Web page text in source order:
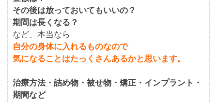
その後は放っておいてもいいの？
期間は長くなる？
など、本当なら
自分の身体に入れるものなので
気になることはたっくさんあるかと思います。
治療方法・詰め物・被せ物・矯正・インプラント・
期間など